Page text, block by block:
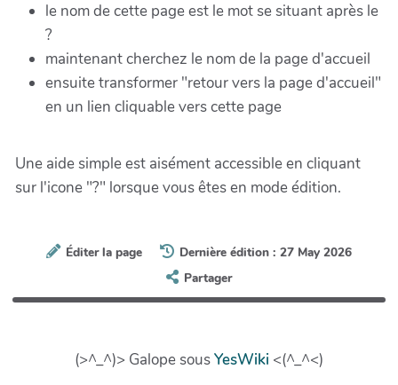
le nom de cette page est le mot se situant après le
?
maintenant cherchez le nom de la page d'accueil
ensuite transformer "retour vers la page d'accueil"
en un lien cliquable vers cette page
Une aide simple est aisément accessible en cliquant
sur l'icone "?" lorsque vous êtes en mode édition.
Éditer la page
Dernière édition : 27 May 2026
Partager
(>^_^)> Galope sousYesWiki <(^_^<)